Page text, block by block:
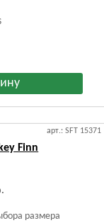
арт.: SFT 15371
Finn
размера